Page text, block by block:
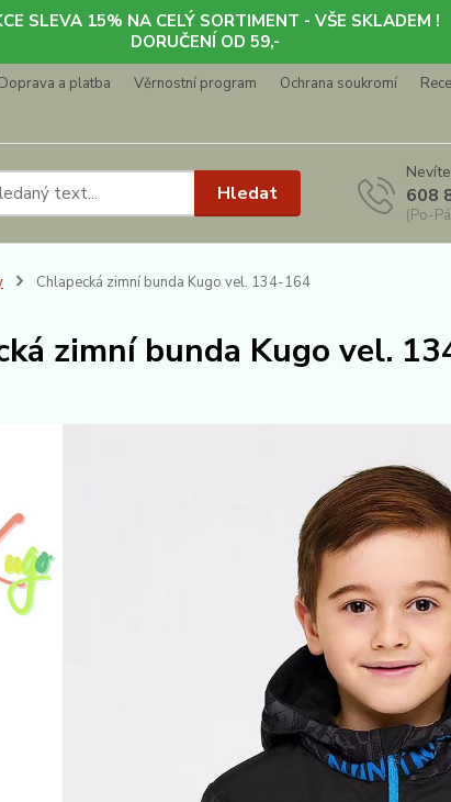
SLEVA 15% NA CELÝ SORTIMENT - VŠE SKLADEM !
DORUČENÍ OD 59,-
Doprava a platba Věrnostní program Ochrana soukromí
Hledat 608
(Po-
Chlapecká zimní bunda Kugo vel. 134-164
zimní bunda Kugo vel.